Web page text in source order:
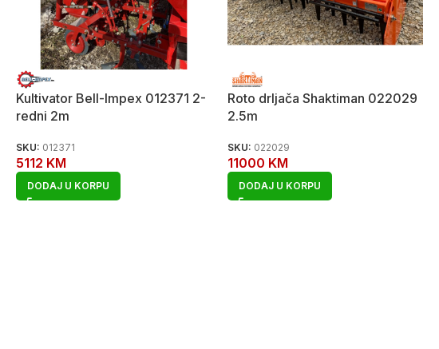
Kultivator Bell-Impex 012371 2-
redni 2m
SKU: 012371
5112 KM
DODAJ U KORPU
Roto drljača Shaktiman 022029
2.5m
SKU: 022029
11000 KM
DODAJ U KORPU